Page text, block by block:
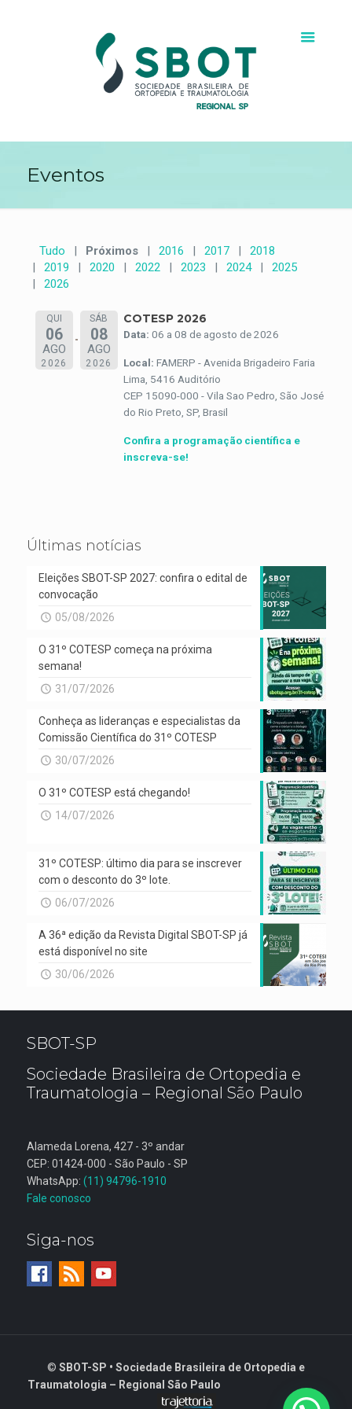
Eventos
Tudo Próximos 2016 2017
2018
2019
2020 2022 2023 2024
2025
2026
QUI
06
AGO
2026
SÁB
08
AGO
2026
COTESP 2026
Data: 06 a 08 de agosto de 2026
Local:FAMERP - Avenida Brigadeiro Faria
Lima, 5416 Auditório
CEP 15090-000 - Vila Sao Pedro, São José
do Rio Preto, SP, Brasil
Confira a programação científica e
inscreva-se!
Últimas notícias
Eleições SBOT-SP 2027: confira o edital de
convocação
05/08/2026
O 31º COTESP começa na próxima
semana!
31/07/2026
Conheça as lideranças e especialistas da
Comissão Científica do 31º COTESP
30/07/2026
O 31º COTESP está chegando!
14/07/2026
31º COTESP: último dia para se inscrever
com o desconto do 3º lote.
06/07/2026
A 36ª edição da Revista Digital SBOT-SP já
está disponível no site
30/06/2026
SBOT-SP
Sociedade Brasileira de Ortopedia e
Traumatologia – Regional São Paulo
Alameda Lorena, 427 - 3º andar
CEP: 01424-000 - São Paulo - SP
WhatsApp: (11) 94796-1910
Fale conosco
Siga-nos
© SBOT-SP • Sociedade Brasileira de Ortopedia e
Traumatologia – Regional São Paulo